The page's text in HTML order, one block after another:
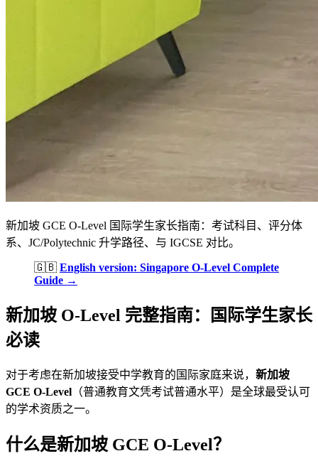
新加坡 GCE O-Level 国际学生家长指南：考试科目、评分体
系、JC/Polytechnic 升学路径、与 IGCSE 对比。
🇬🇧 English version: Singapore O-Level Complete
Guide →
新加坡 O-Level 完整指南：国际学生家长
必读
对于考虑在新加坡接受中学教育的国际家庭来说， 新加坡
GCE O-Level （普通教育文凭考试普通水平）是全球最受认可
的学术资质之一。
什么是新加坡 GCE O-Level？